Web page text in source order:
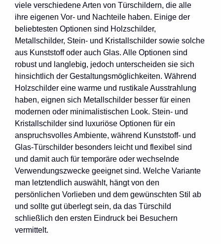
viele verschiedene Arten von Türschildern, die alle
ihre eigenen Vor- und Nachteile haben. Einige der
beliebtesten Optionen sind Holzschilder,
Metallschilder, Stein- und Kristallschilder sowie solche
aus Kunststoff oder auch Glas. Alle Optionen sind
robust und langlebig, jedoch unterscheiden sie sich
hinsichtlich der Gestaltungsmöglichkeiten. Während
Holzschilder eine warme und rustikale Ausstrahlung
haben, eignen sich Metallschilder besser für einen
modernen oder minimalistischen Look. Stein- und
Kristallschilder sind luxuriöse Optionen für ein
anspruchsvolles Ambiente, während Kunststoff- und
Glas-Türschilder besonders leicht und flexibel sind
und damit auch für temporäre oder wechselnde
Verwendungszwecke geeignet sind. Welche Variante
man letztendlich auswählt, hängt von den
persönlichen Vorlieben und dem gewünschten Stil ab
und sollte gut überlegt sein, da das Türschild
schließlich den ersten Eindruck bei Besuchern
vermittelt.